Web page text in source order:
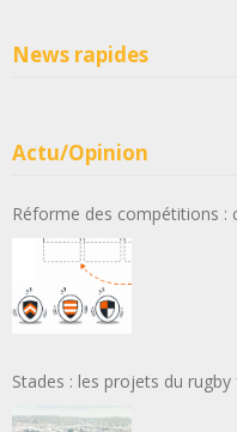
News rapides
Actu/Opinion
Réforme des compétitions :
Stades : les projets du rugby